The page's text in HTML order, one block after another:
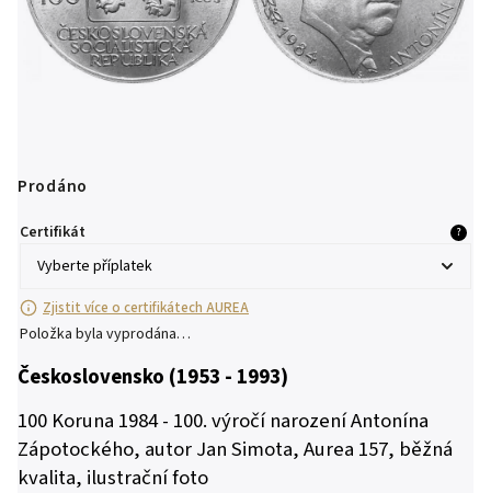
Prodáno
Certifikát ?
Zjistit více o certifikátech AUREA
Položka byla vyprodána…
Československo (1953 - 1993)
100 Koruna 1984 - 100. výročí narození Antonína
Zápotockého, autor Jan Simota, Aurea 157, běžná
kvalita, ilustrační foto